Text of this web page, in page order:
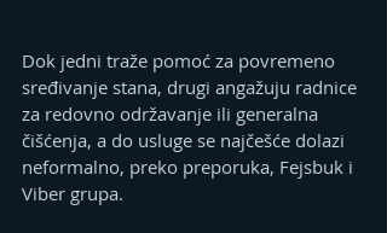
Dok jedni traže pomoć za povremeno
sređivanje stana, drugi angažuju radnice
za redovno održavanje ili generalna
čišćenja, a do usluge se najčešće dolazi
neformalno, preko preporuka, Fejsbuk i
Viber grupa.